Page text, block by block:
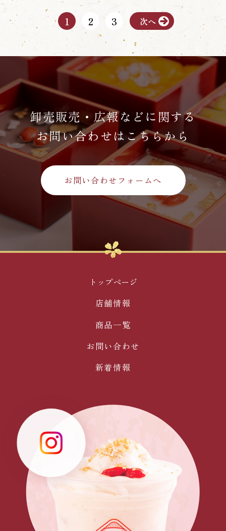
1 2 3 次へ
卸売販売・広報などに関する
お問い合わせはこちらから
お問い合わせフォームへ
トップページ
店舗情報
商品一覧
お問い合わせ
新着情報